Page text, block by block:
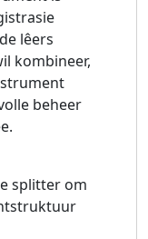
lêers
kombineer,
beheer
splitter om